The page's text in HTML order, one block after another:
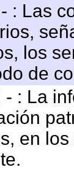
: Las
los
de
- : La
en